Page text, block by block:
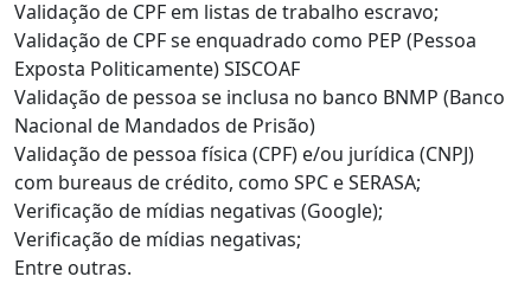
Validação de CPF em listas de trabalho escravo;
Validação de CPF se enquadrado como PEP (Pessoa
Exposta Politicamente) SISCOAF
Validação de pessoa se inclusa no banco BNMP (Banco
Nacional de Mandados de Prisão)
Validação de pessoa física (CPF) e/ou jurídica (CNPJ)
com bureaus de crédito, como SPC e SERASA;
Verificação de mídias negativas (Google);
Verificação de mídias negativas;
Entre outras.